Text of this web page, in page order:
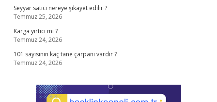
Seyyar satıcı nereye şikayet edilir ?
Temmuz 25, 2026
Karga yırtıcı mı ?
Temmuz 24, 2026
101 sayısının kaç tane çarpanı vardır ?
Temmuz 24, 2026